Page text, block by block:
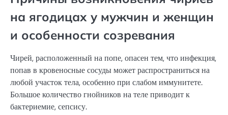
на ягодицах у мужчин и женщин
и особенности созревания
Чирей, расположенный на попе, опасен тем, что инфекция,
попав в кровеносные сосуды может распространиться на
любой участок тела, особенно при слабом иммунитете.
Большое количество гнойников на теле приводит к
бактериемие, сепсису.